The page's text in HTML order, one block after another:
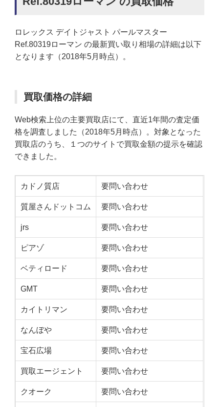
ロレックス デイトジャスト パールマスター
Ref.80319ローマン の最新買い取り相場の詳細は以下
となります（2018年5月時点）。
買取価格の詳細
Web検索上位の主要買取店にて、直近1年間の査定価
格を調査しました（2018年5月時点）。対象となった
買取店のうち、１つのサイトで買取金額の提示を確認
できました。
カドノ質店 要問い合わせ
質屋さんドットコム 要問い合わせ
jrs 要問い合わせ
ピアゾ 要問い合わせ
ベティロード 要問い合わせ
GMT 要問い合わせ
カイトリマン 要問い合わせ
なんぼや 要問い合わせ
宝石広場 要問い合わせ
買取エージェント 要問い合わせ
クオーク 要問い合わせ